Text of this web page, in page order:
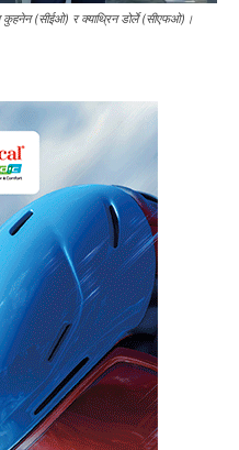
कुहनेन (सीईओ) र क्याथ्रिन डोर्ले (सीएफओ)।